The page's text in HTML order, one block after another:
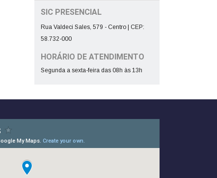
SIC PRESENCIAL
Rua Valdeci Sales, 579 - Centro | CEP:
58.732-000
HORÁRIO DE ATENDIMENTO
Segunda a sexta-feira das 08h às 13h